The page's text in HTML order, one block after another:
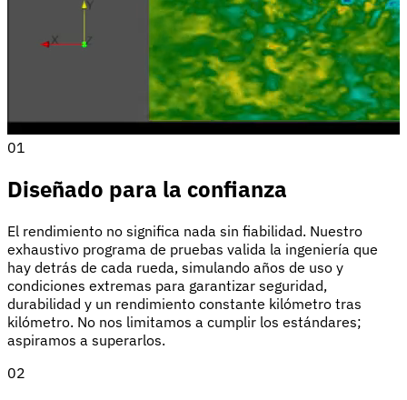
01
Diseñado para la confianza
El rendimiento no significa nada sin fiabilidad. Nuestro
exhaustivo programa de pruebas valida la ingeniería que
hay detrás de cada rueda, simulando años de uso y
condiciones extremas para garantizar seguridad,
durabilidad y un rendimiento constante kilómetro tras
kilómetro. No nos limitamos a cumplir los estándares;
aspiramos a superarlos.
02